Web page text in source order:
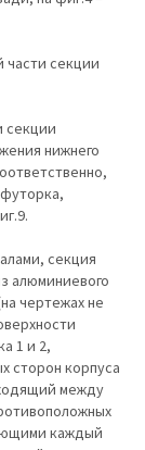
части секции
секции
нижнего
секция
алюминиевого
чертежах не
1 и 2,
сторон корпуса
между
каждый